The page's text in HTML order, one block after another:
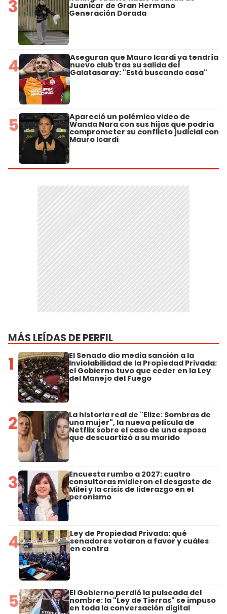
3 Juanicar de Gran Hermano
Generación Dorada
4 Aseguran que Mauro Icardi ya tendría
nuevo club tras su salida del
Galatasaray: "Está buscando casa"
5 Apareció un polémico video de
Wanda Nara con sus hijas que podría
comprometer su conflicto judicial con
Mauro Icardi
MÁS LEÍDAS DE PERFIL
1 El Senado dio media sanción a la
Inviolabilidad de la Propiedad Privada:
el Gobierno tuvo que ceder en la Ley
del Manejo del Fuego
2 La historia real de "Elize: Sombras de
una mujer", la nueva película de
Netflix sobre el caso de una esposa
que descuartizó a su marido
3 Encuesta rumbo a 2027: cuatro
consultoras midieron el desgaste de
Milei y la crisis de liderazgo en el
peronismo
4 Ley de Propiedad Privada: qué
senadores votaron a favor y cuáles
en contra
5 El Gobierno perdió la pulseada del
nombre: la "Ley de Tierras" se impuso
en toda la conversación digital